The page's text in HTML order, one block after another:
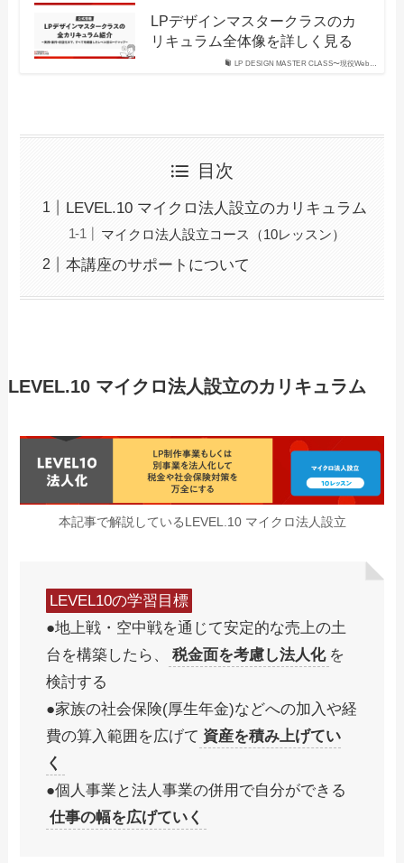
LP DESIGN MASTER CLASS〜現役Web…
LPデザインマスタークラスのカ
リキュラム全体像を詳しく見る
目次
LEVEL.10 マイクロ法人設立のカリキュラム
マイクロ法人設立コース（10レッスン）
本講座のサポートについて
LEVEL.10 マイクロ法人設立のカリキュラム
本記事で解説しているLEVEL.10 マイクロ法人設立
LEVEL10の学習目標
●地上戦・空中戦を通じて安定的な売上の土
台を構築したら、
税金面を考慮し法人化 を
検討する
●家族の社会保険(厚生年金)などへの加入や経
費の算入範囲を広げて 資産を積み上げてい
く
●個人事業と法人事業の併用で自分ができる
仕事の幅を広げていく